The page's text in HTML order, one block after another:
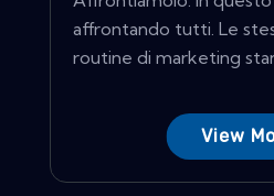
affrontando tutti. Le
routine di marketing
View